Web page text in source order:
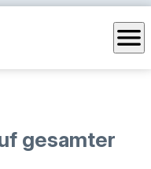
menu
gesamter